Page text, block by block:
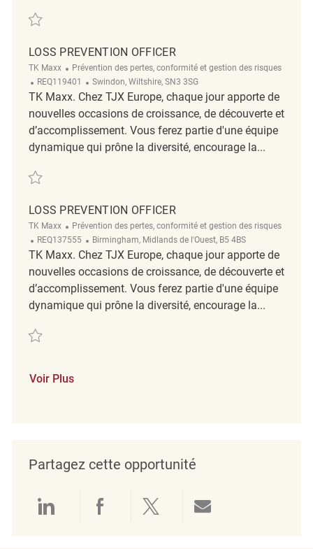
Sauvegarder Loss Prevention Officer REQ141855
LOSS PREVENTION OFFICER
TK Maxx Catégorie
Prévention des pertes, conformité et gestion des risques
ReqId
REQ119401 Emplacement
Swindon, Wiltshire, SN3 3SG
TK Maxx. Chez TJX Europe, chaque jour apporte de
nouvelles occasions de croissance, de découverte et
d’accomplissement. Vous ferez partie d'une équipe
dynamique qui prône la diversité, encourage la...
Sauvegarder Loss Prevention Officer REQ119401
LOSS PREVENTION OFFICER
TK Maxx Catégorie
Prévention des pertes, conformité et gestion des risques
ReqId
REQ137555 Emplacement
Birmingham, Midlands de l'Ouest, B5 4BS
TK Maxx. Chez TJX Europe, chaque jour apporte de
nouvelles occasions de croissance, de découverte et
d’accomplissement. Vous ferez partie d'une équipe
dynamique qui prône la diversité, encourage la...
Sauvegarder Loss Prevention Officer REQ137555
Voir Plus
Partagez cette opportunité
Partager via LinkedIn
Partager via Facebook
Partager via twitter